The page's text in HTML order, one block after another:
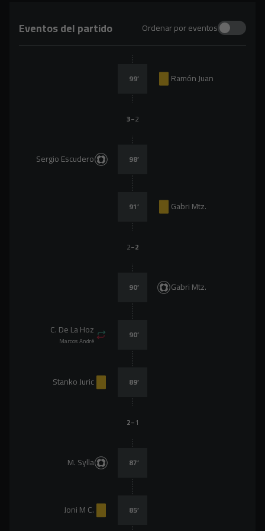
Eventos del partido Ordenar por eventos
Ramón Juan
99’
3-2
Sergio Escudero 98’
Gabri Mtz.
91’
2-2
Gabri Mtz.
90’
C. De La Hoz
Marcos André 90’
Stanko Juric 89’
2-1
M. Sylla 87’
Joni M C. 85’